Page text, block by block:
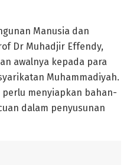
Manusia dan
Dr Muhadjir Effendy,
awalnya kepada para
Muhammadiyah.
menyiapkan bahan-
dalam penyusunan